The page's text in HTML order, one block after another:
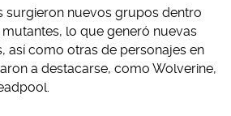
surgieron nuevos grupos dentro
lo que generó nuevas
así como otras de personajes en
a destacarse, como Wolverine,